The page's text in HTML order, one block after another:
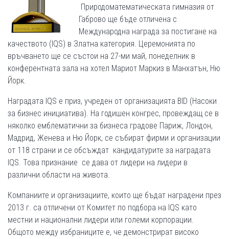
Природоматематическата гимназия от
Габрово ще бъде отличена с
Международна награда за постигане на
качеството (IQS) в Златна категория. Церемонията по
връчването ще се състои на 27-ми май, понеделник в
конферентната зала на хотел Мариот Маркиз в Манхатън, Ню
Йорк.
Наградата IQS е приз, учреден от организацията BID (Насоки
за бизнес инициатива). На годишен конгрес, провеждащ се в
няколко емблематични за бизнеса градове Париж, Лондон,
Мадрид, Женева и Ню Йорк, се събират фирми и организации
от 118 страни и се обсъждат кандидатурите за наградата
IQS. Това признание се дава от лидери на лидери в
различни области на живота.
Компаниите и организациите, които ще бъдат наградени през
2013 г. са отличени от Комитет по подбора на IQS като
местни и национални лидери или големи корпорации.
Общото между избраниците е, че демонстрират високо